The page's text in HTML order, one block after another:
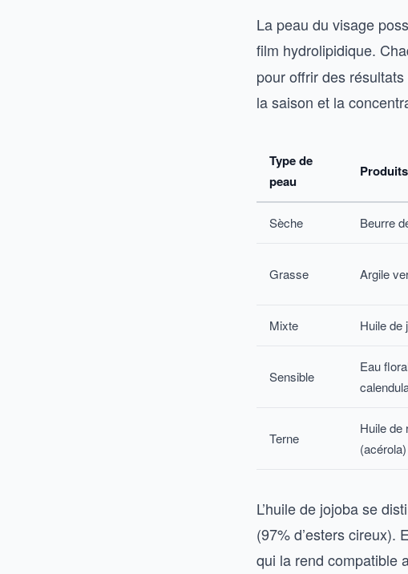
La peau du visage
film hydrolipidique.
pour offrir des
la saison et la
Type de
peau
Sèche Beurre
Grasse Argile
Mixte Huile de
Sensible
Eau
Terne
Huile de
(acérola)
L’huile de jojoba se
(97% d’esters cireux).
qui la rend compatible